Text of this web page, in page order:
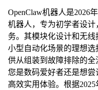
OpenClaw机器人是2026
机器人，专为初学者设
务。其模块化设计和无
小型自动化场景的理想
供从组装到故障排除的
您是数码爱好者还是想尝
高效实用体验。根据